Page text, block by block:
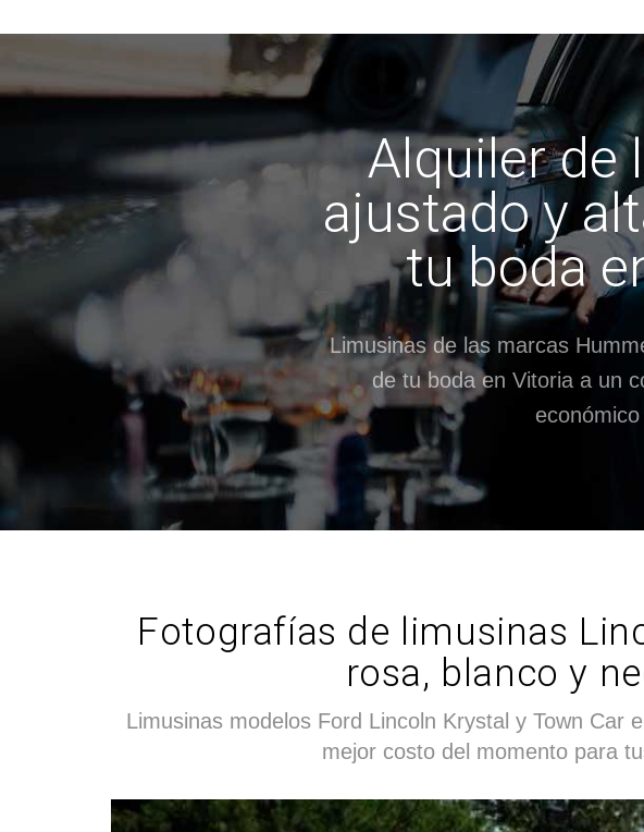
Alquiler de
ajustado y
tu boda
Limusinas de las marcas
de tu boda en Vitoria a un
Fotografías de limusinas
rosa, blanco y
Limusinas modelos Ford Lincoln Krystal y Town Car
mejor costo del momento para